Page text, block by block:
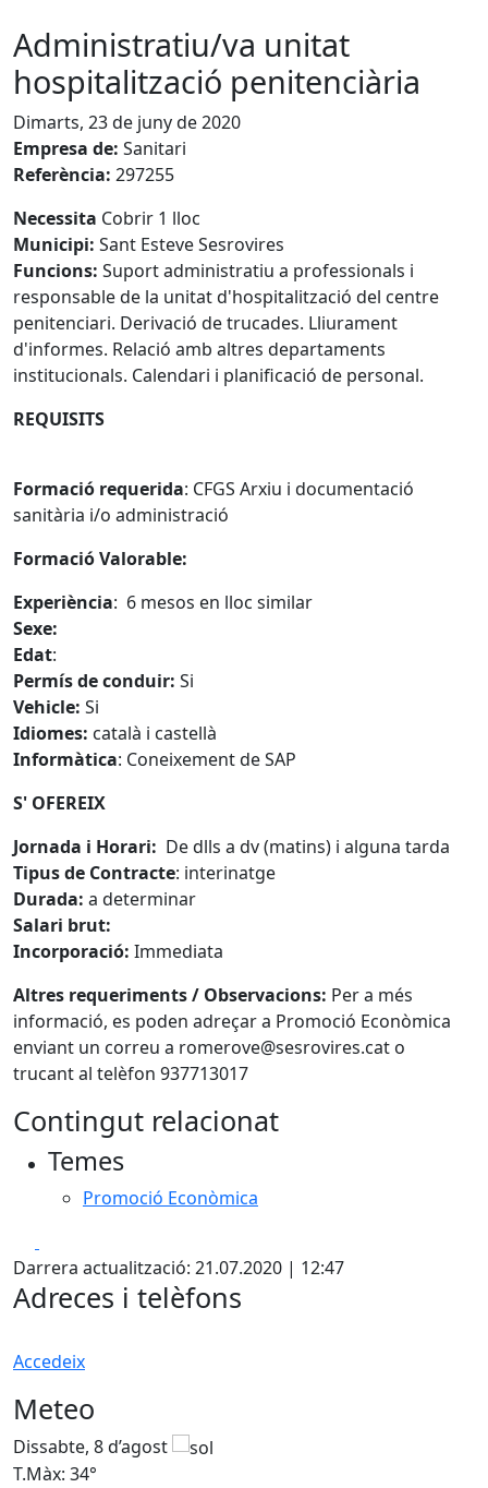
Administratiu/va unitat
hospitalització penitenciària
Dimarts, 23 de juny de 2020
Empresa de: Sanitari
Referència: 297255
Necessita Cobrir 1 lloc
Municipi: Sant Esteve Sesrovires
Funcions: Suport administratiu a professionals i
responsable de la unitat d'hospitalització del centre
penitenciari. Derivació de trucades. Lliurament
d'informes. Relació amb altres departaments
institucionals. Calendari i planificació de personal.
REQUISITS
Formació requerida: CFGS Arxiu i documentació
sanitària i/o administració
Formació Valorable:
Experiència: 6 mesos en lloc similar
Sexe:
Edat:
Permís de conduir: Si
Vehicle: Si
Idiomes: català i castellà
Informàtica: Coneixement de SAP
S' OFEREIX
Jornada i Horari: De dlls a dv (matins) i alguna tarda
Tipus de Contracte: interinatge
Durada: a determinar
Salari brut:
Incorporació: Immediata
Altres requeriments / Observacions: Per a més
informació, es poden adreçar a Promoció Econòmica
enviant un correu a romerove@sesrovires.cat o
trucant al telèfon 937713017
Contingut relacionat
Temes
Promoció Econòmica
Darrera actualització: 21.07.2020 | 12:47
Adreces i telèfons
Accedeix
Meteo
Dissabte, 8 d’agost
T.Màx: 34°